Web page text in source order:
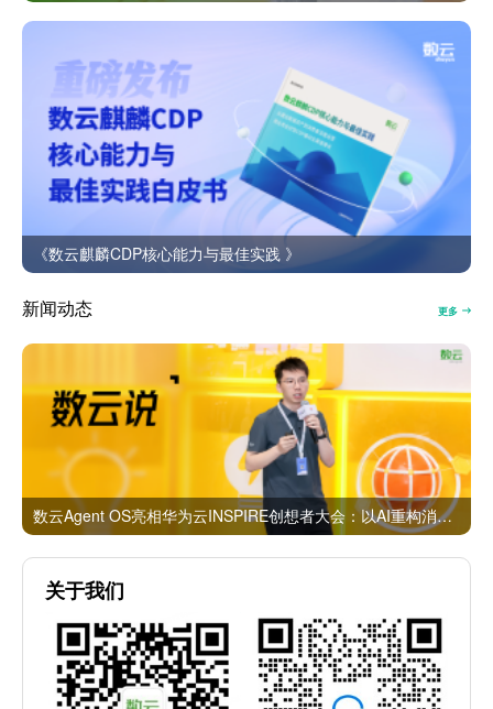
《数云麒麟CDP核心能力与最佳实践 》
新闻动态 更多
数云Agent OS亮相华为云INSPIRE创想者大会：以AI重构消费者运营与零售营销新范式
关于我们